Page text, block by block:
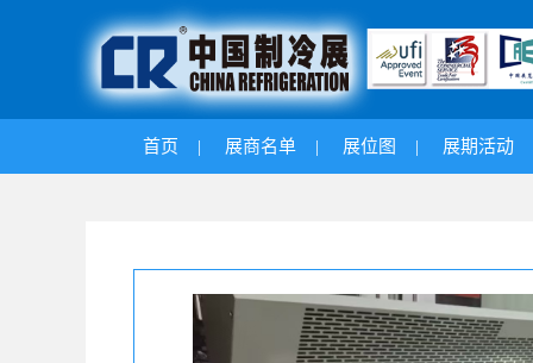
首页 | 展商名单 | 展位图 | 展期活动